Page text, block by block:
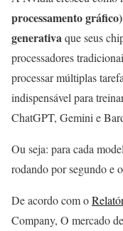
processamento gráfico)
generativaque seus
processadores
processar múltiplas
indispensável para
ChatGPT, Gemini e
Ou seja: para cada
rodando por segundo e
De acordo com o
Company, O mercado